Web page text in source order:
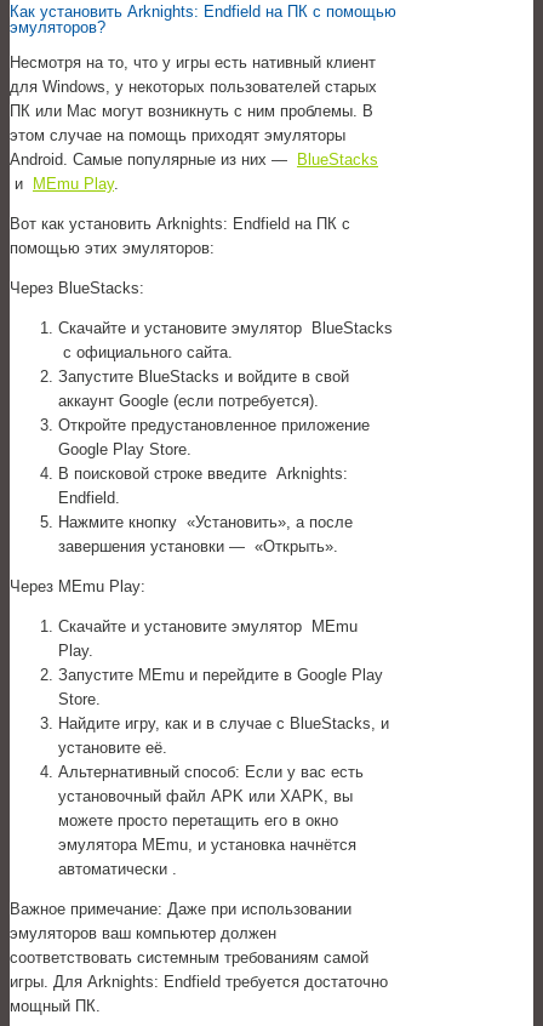
Как установить Arknights: Endfield на ПК с помощью
эмуляторов?
Несмотря на то, что у игры есть нативный клиент
для Windows, у некоторых пользователей старых
ПК или Mac могут возникнуть с ним проблемы. В
этом случае на помощь приходят эмуляторы
Android. Самые популярные из них — BlueStacks
и MEmu Play.
Вот как установить Arknights: Endfield на ПК с
помощью этих эмуляторов:
Через BlueStacks:
Скачайте и установите эмулятор BlueStacks
с официального сайта.
Запустите BlueStacks и войдите в свой
аккаунт Google (если потребуется).
Откройте предустановленное приложение
Google Play Store.
В поисковой строке введите Arknights:
Endfield.
Нажмите кнопку «Установить», а после
завершения установки — «Открыть».
Через MEmu Play:
Скачайте и установите эмулятор MEmu
Play.
Запустите MEmu и перейдите в Google Play
Store.
Найдите игру, как и в случае с BlueStacks, и
установите её.
Альтернативный способ: Если у вас есть
установочный файл APK или XAPK, вы
можете просто перетащить его в окно
эмулятора MEmu, и установка начнётся
автоматически .
Важное примечание: Даже при использовании
эмуляторов ваш компьютер должен
соответствовать системным требованиям самой
игры. Для Arknights: Endfield требуется достаточно
мощный ПК.